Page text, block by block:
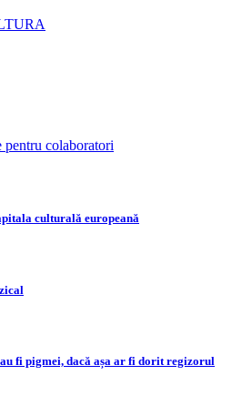
colaboratori
culturală europeană
fi pigmei, dacă așa ar fi dorit regizorul